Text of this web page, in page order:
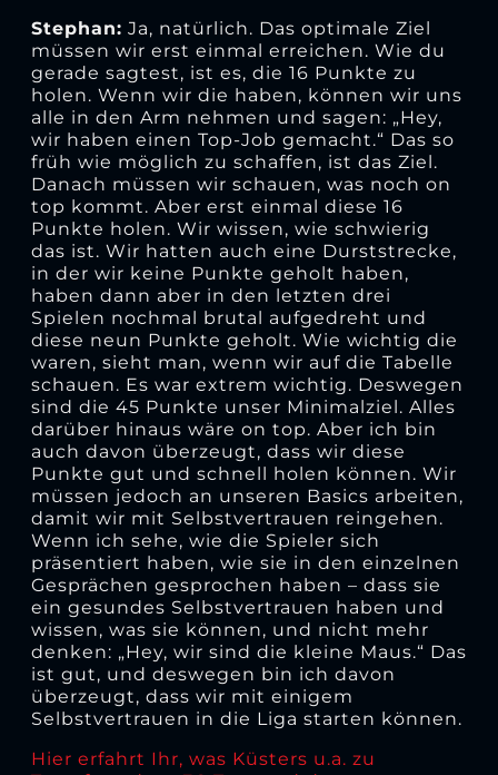
Stephan: Ja, natürlich. Das optimale Ziel
müssen wir erst einmal erreichen. Wie du
gerade sagtest, ist es, die 16 Punkte zu
holen. Wenn wir die haben, können wir uns
alle in den Arm nehmen und sagen: „Hey,
wir haben einen Top-Job gemacht.“ Das so
früh wie möglich zu schaffen, ist das Ziel.
Danach müssen wir schauen, was noch on
top kommt. Aber erst einmal diese 16
Punkte holen. Wir wissen, wie schwierig
das ist. Wir hatten auch eine Durststrecke,
in der wir keine Punkte geholt haben,
haben dann aber in den letzten drei
Spielen nochmal brutal aufgedreht und
diese neun Punkte geholt. Wie wichtig die
waren, sieht man, wenn wir auf die Tabelle
schauen. Es war extrem wichtig. Deswegen
sind die 45 Punkte unser Minimalziel. Alles
darüber hinaus wäre on top. Aber ich bin
auch davon überzeugt, dass wir diese
Punkte gut und schnell holen können. Wir
müssen jedoch an unseren Basics arbeiten,
damit wir mit Selbstvertrauen reingehen.
Wenn ich sehe, wie die Spieler sich
präsentiert haben, wie sie in den einzelnen
Gesprächen gesprochen haben – dass sie
ein gesundes Selbstvertrauen haben und
wissen, was sie können, und nicht mehr
denken: „Hey, wir sind die kleine Maus.“ Das
ist gut, und deswegen bin ich davon
überzeugt, dass wir mit einigem
Selbstvertrauen in die Liga starten können.
Hier erfahrt Ihr, was Küsters u.a. zu